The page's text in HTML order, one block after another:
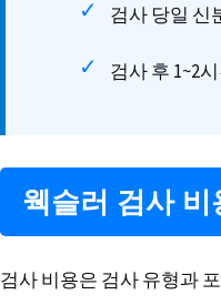
검사 당일 신
검사 후 1~2
웩슬러 검사 비
검사 비용은 검사 유형과